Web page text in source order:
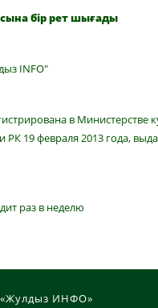
бір рет шығады
INFO"
в Министерстве
19 февраля 2013 года,
раз в неделю
«Жулдыз ИНФО»